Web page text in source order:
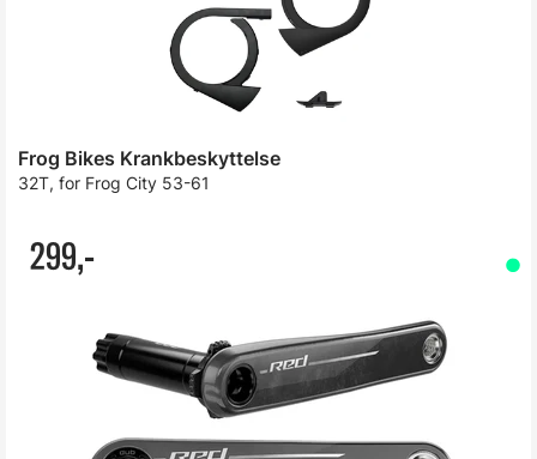
Frog Bikes Krankbeskyttelse
32T, for Frog City 53-61
299,-